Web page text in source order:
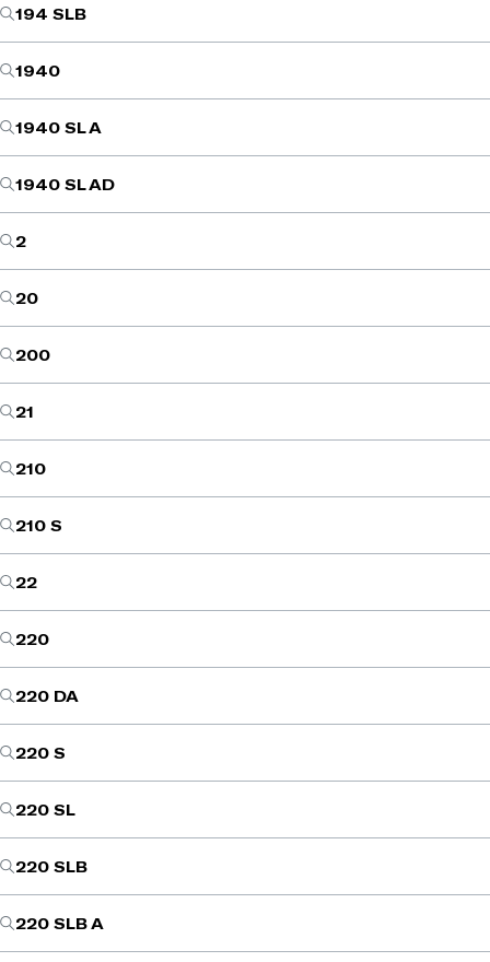
194 SLB
1940
1940 SL A
1940 SL AD
2
20
200
21
210
210 S
22
220
220 DA
220 S
220 SL
220 SLB
220 SLB A